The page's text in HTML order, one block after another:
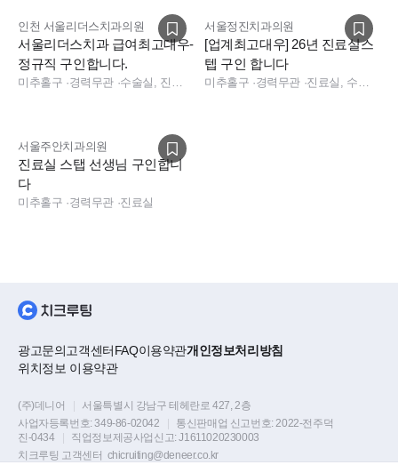
- 급여 : 세전 연봉제(연말정산환급금 본인수령), 급여는 협의 후
결정.
- 법정 연차, 4대보험, 퇴직연금(근로기준법 준수)
- 장기 근속 포상(3년,5년,7년,10년 근속 포상
- 경조사비, 생일축하비, 명절보너스
- 점심식사, 야간진료시 식사제공
- 매달 간식비 지원
- 세미나 교육비 지원
인천 서울리더스치과의원
서울리더스치과 급여최고대우-
정규직 구인합니다.
미추홀구 ·경력무관 · 수술실, 진료실, 소독실, 데스크, 진료실, 데스크
서울정진치과의원
[업계최고대우] 26년 진료실스
텝 구인 합니다
미추홀구 ·경력무관 · 진료실, 수술실
서울주안치과의원
진료실 스탭 선생님 구인합니
다
미추홀구 ·경력무관 ·진료실
광고문의고객센터FAQ이용약관개인정보처리방침
위치정보 이용약관
(주)데니어
서울특별시 강남구 테헤란로 427, 2층
사업자등록번호:349-86-02042 통신판매업 신고번호:2022-전주덕
진-0434
직업정보제공사업신고:J1611020230003
치크루팅 고객센터 chicruiting@deneer.co.kr